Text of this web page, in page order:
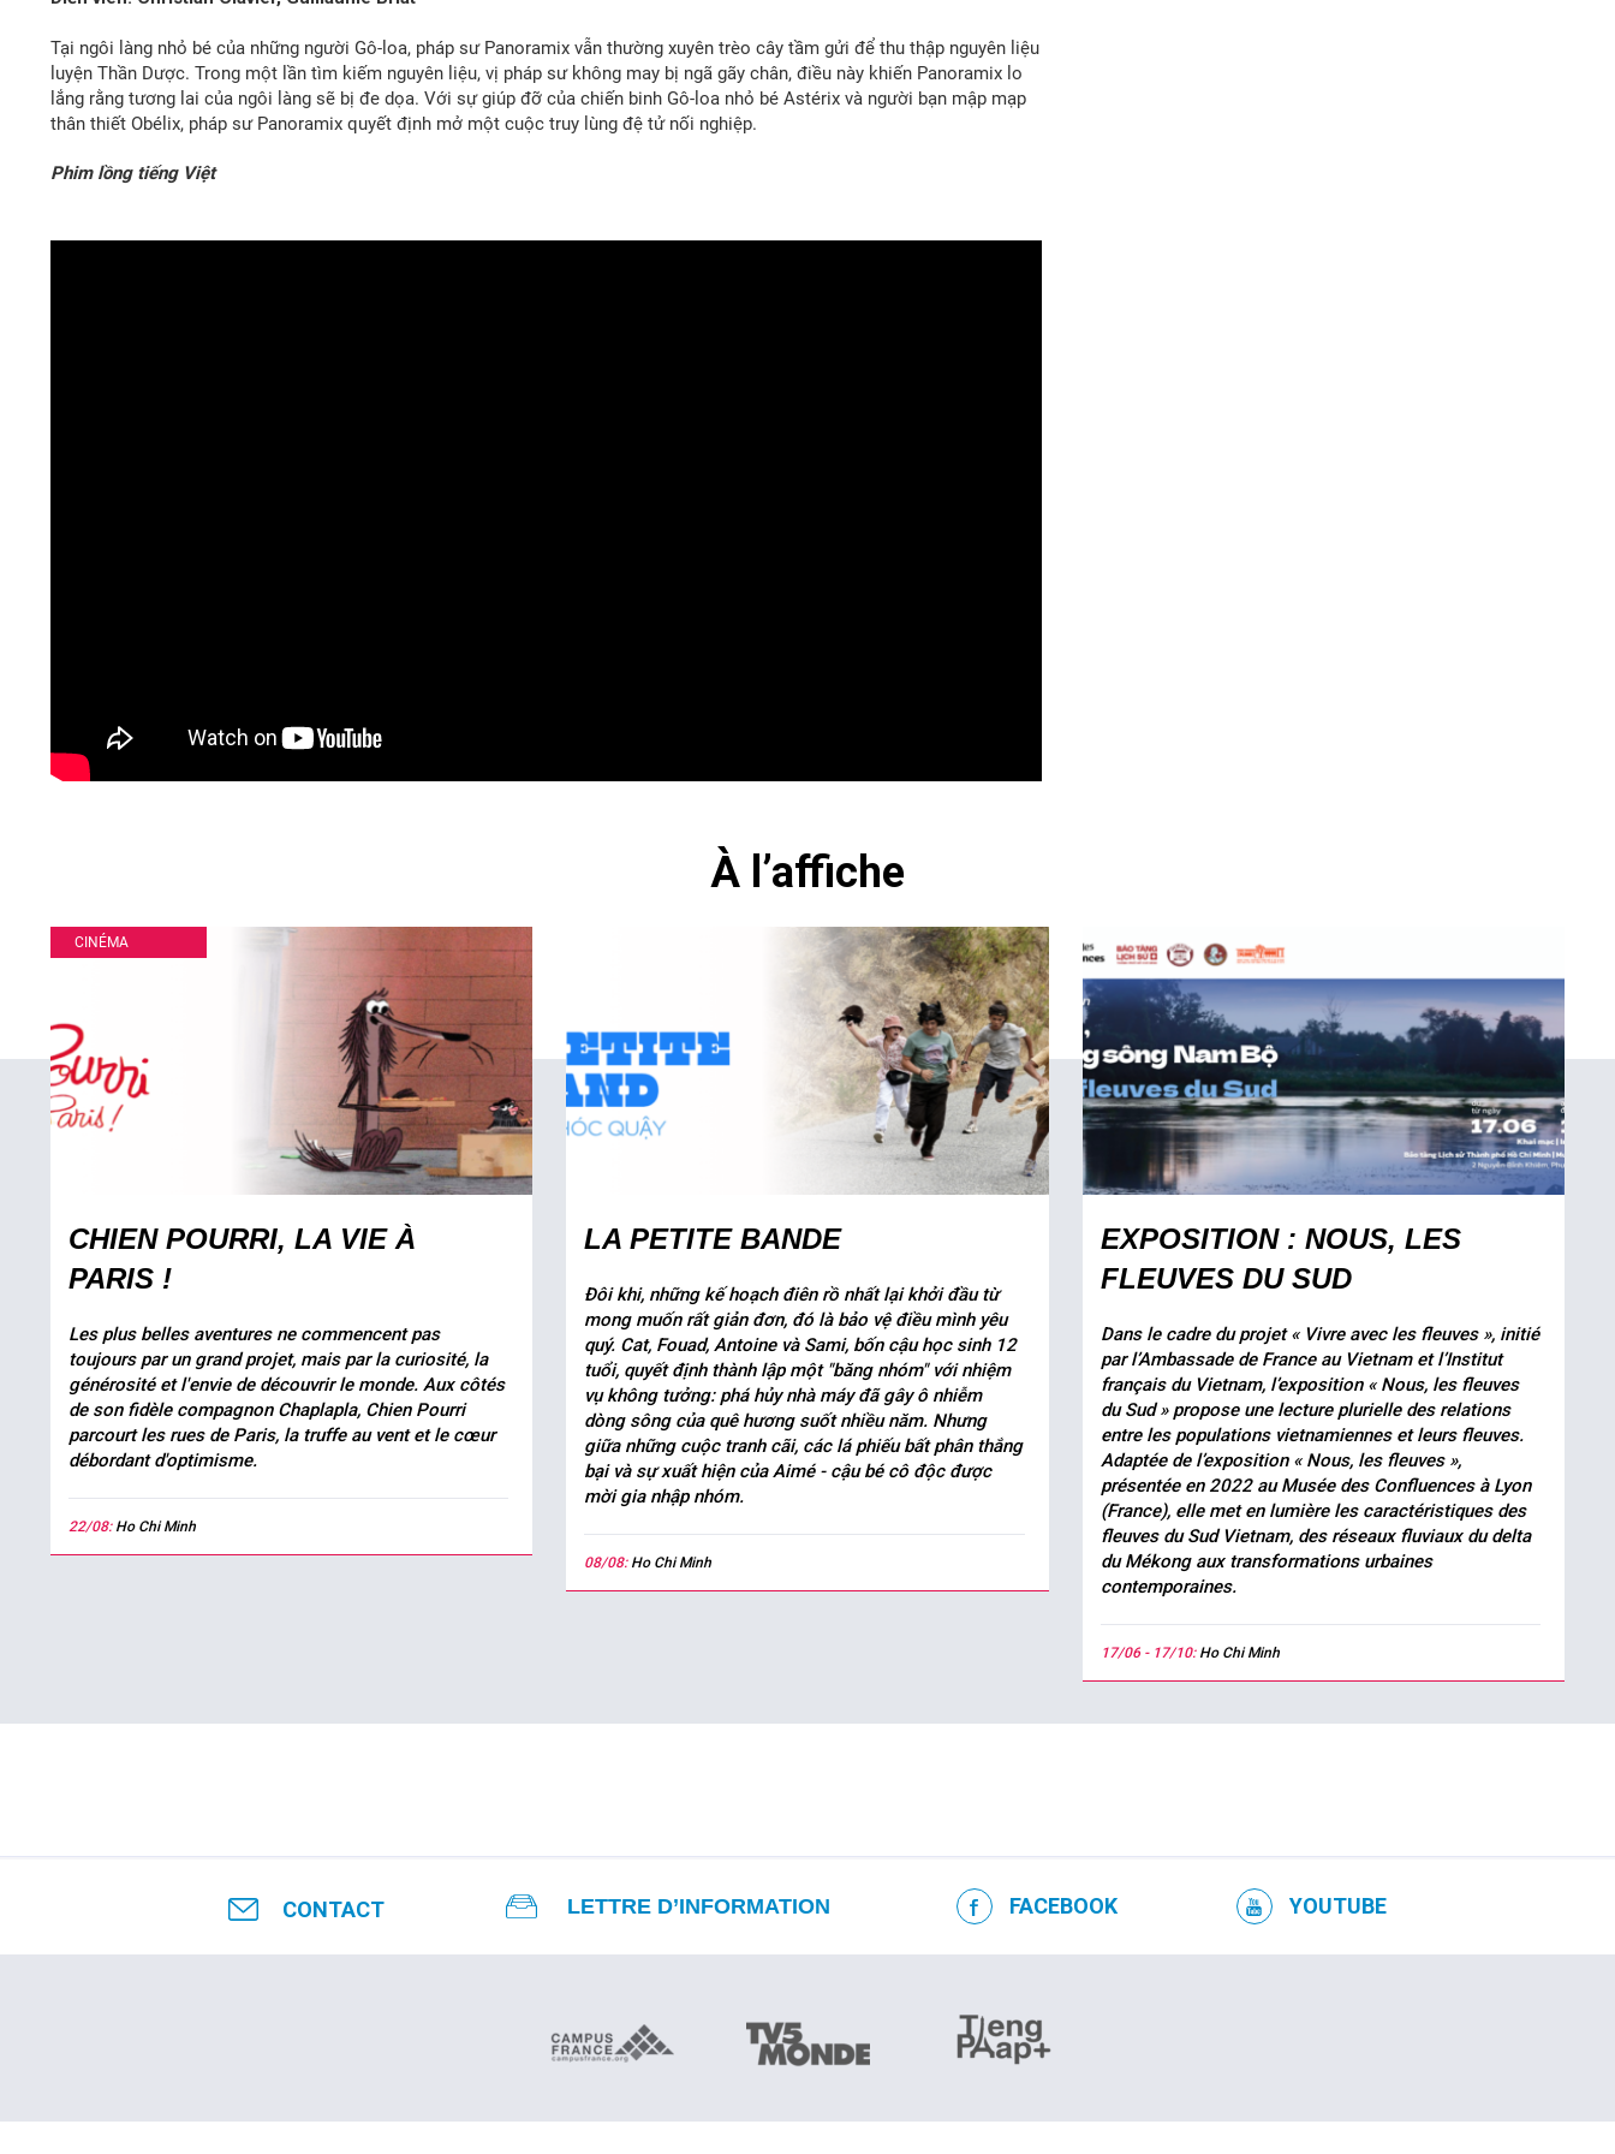
Tại ngôi làng nhỏ bé của những người Gô-loa, pháp sư Panoramix vẫn thường xuyên trèo cây tầm gửi để thu thập nguyên liệu
luyện Thần Dược. Trong một lần tìm kiếm nguyên liệu, vị pháp sư không may bị ngã gãy chân, điều này khiến Panoramix lo
lắng rằng tương lai của ngôi làng sẽ bị đe dọa. Với sự giúp đỡ của chiến binh Gô-loa nhỏ bé Astérix và người bạn mập mạp
thân thiết Obélix, pháp sư Panoramix quyết định mở một cuộc truy lùng đệ tử nối nghiệp.
Phim lồng tiếng Việt
À l’affiche
CINÉMA
CHIEN POURRI, LA VIE À
PARIS !
Les plus belles aventures ne commencent pas
toujours par un grand projet, mais par la curiosité, la
générosité et l'envie de découvrir le monde. Aux côtés
de son fidèle compagnon Chaplapla, Chien Pourri
parcourt les rues de Paris, la truffe au vent et le cœur
débordant d'optimisme.
22/08: Ho Chi Minh
LA PETITE BANDE
Đôi khi, những kế hoạch điên rồ nhất lại khởi đầu từ
mong muốn rất giản đơn, đó là bảo vệ điều mình yêu
quý. Cat, Fouad, Antoine và Sami, bốn cậu học sinh 12
tuổi, quyết định thành lập một "băng nhóm" với nhiệm
vụ không tưởng: phá hủy nhà máy đã gây ô nhiễm
dòng sông của quê hương suốt nhiều năm. Nhưng
giữa những cuộc tranh cãi, các lá phiếu bất phân thắng
bại và sự xuất hiện của Aimé - cậu bé cô độc được
mời gia nhập nhóm.
08/08: Ho Chi Minh
EXPOSITION : NOUS, LES
FLEUVES DU SUD
Dans le cadre du projet « Vivre avec les fleuves », initié
par l’Ambassade de France au Vietnam et l’Institut
français du Vietnam, l’exposition « Nous, les fleuves
du Sud » propose une lecture plurielle des relations
entre les populations vietnamiennes et leurs fleuves.
Adaptée de l’exposition « Nous, les fleuves »,
présentée en 2022 au Musée des Confluences à Lyon
(France), elle met en lumière les caractéristiques des
fleuves du Sud Vietnam, des réseaux fluviaux du delta
du Mékong aux transformations urbaines
contemporaines.
17/06 - 17/10: Ho Chi Minh
CONTACT LETTRE D’INFORMATION FACEBOOK YOUTUBE